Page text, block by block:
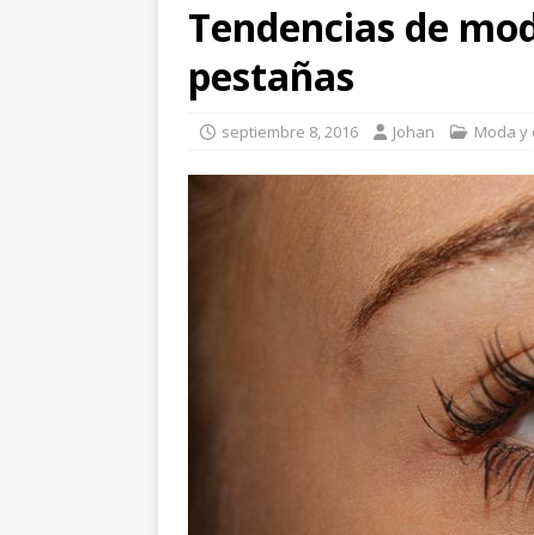
Tendencias de
pestañas
septiembre 8, 2016 Johan Moda y